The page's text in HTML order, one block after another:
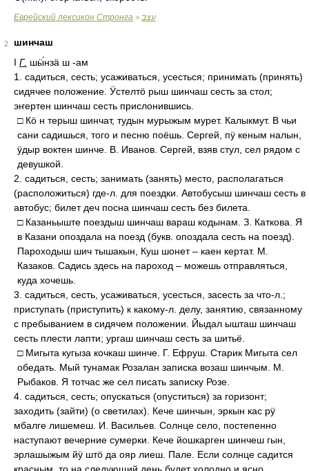
Еврейский лексикон Стронга > עצב
2
шинчаш
I Г. шӹ́нзӓ ш -ам
1. садиться, сесть; усаживаться, усесться; принимать (принять)
сидячее положение. Ӱстелтӧ рыш шинчаш сесть за стол;
эҥертен шинчаш сесть прислонившись.
□ Кӧ н терыш шинчат, тудын мурыжым мурет. Калыкмут. В чьи
сани садишься, того и песню поёшь. Сергей, пӱ кеным налын,
ӱдыр воктен шинче. В. Иванов. Сергей, взяв стул, сел рядом с
девушкой.
2. садиться, сесть; занимать (занять) место, располагаться
(расположиться) где-л. для поездки. Автобусыш шинчаш сесть в
автобус; билет деч посна шинчаш сесть без билета.
□ Казаньыште поездыш шинчаш вараш кодынам. З. Каткова. Я
в Казани опоздала на поезд (букв. опоздала сесть на поезд).
Пароходыш шич тышакын, Куш шонет – каен кертат. М.
Казаков. Садись здесь на пароход – можешь отправляться,
куда хочешь.
3. садиться, сесть, усаживаться, усесться, засесть за что-л.;
приступать (приступить) к какому-л. делу, занятию, связанному
с пребыванием в сидячем положении. Йыдал ышташ шинчаш
сесть плести лапти; ургаш шинчаш сесть за шитьё.
□ Мигыта кугыза кочкаш шинче. Г. Ефруш. Старик Мигыта сел
обедать. Мый тунамак Розалан записка возаш шинчым. М.
Рыбаков. Я тотчас же сел писать записку Розе.
4. садиться, сесть; опускаться (опуститься) за горизонт;
заходить (зайти) (о светилах). Кече шинчын, эркын кас рӱ
мбалге лишемеш. И. Васильев. Солнце село, постепенно
наступают вечерние сумерки. Кече йошкарген шинчеш гын,
эрлашыжым йӱ штӧ да ояр лиеш. Пале. Если солнце садится